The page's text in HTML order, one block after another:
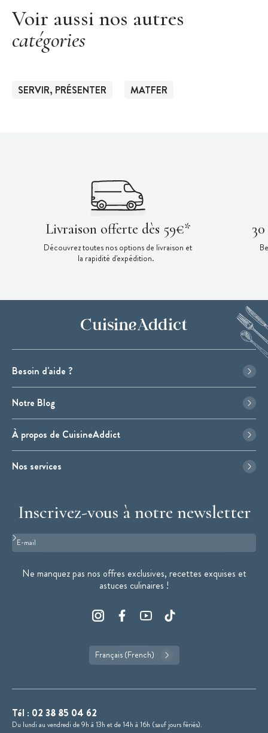
Voir aussi nos autres
catégories
SERVIR, PRÉSENTER MATFER
Livraison offerte dès 59€*
Découvrez toutes nos options de livraison et
la rapidité d'expédition.
Besoin d'aide ?
Notre Blog
À propos de CuisineAddict
Nos services
Inscrivez-vous à notre newsletter
Format : adresse@email.com
Ne manquez pas nos offres exclusives, recettes exquises et
astuces culinaires !
Français (French)
Tél : 02 38 85 04 62
Du lundi au vendredi de 9h à 13h et de 14h à 16h (sauf jours fériés).